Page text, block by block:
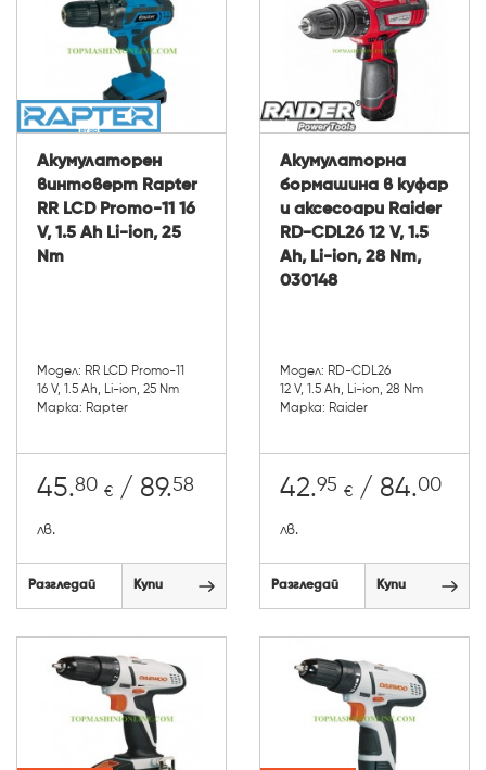
Акумулаторен
винтоверт Rapter
RR LCD Promo-11 16
V, 1.5 Ah Li-ion, 25
Nm
Модел: RR LCD Promo-11
16 V, 1.5 Ah, Li-ion, 25 Nm
Марка: Rapter
45.80 € / 89.58
лв.
Разгледай Купи
Акумулаторна
бормашина в куфар
и аксесоари Raider
RD-CDL26 12 V, 1.5
Ah, Li-ion, 28 Nm,
030148
Модел: RD-CDL26
12 V, 1.5 Ah, Li-ion, 28 Nm
Марка: Raider
42.95 € / 84.00
лв.
Разгледай Купи